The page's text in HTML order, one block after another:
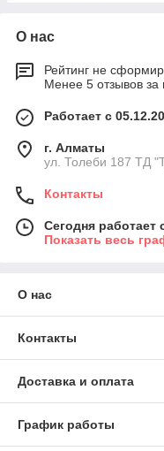
О нас
Рейтинг не
Менее 5 отзывов за
Работает с
г. Алматы
ул. Толеби 187 ТД
Контакты
Сегодня работает
Показать весь
О нас
Контакты
Доставка и оплата
График работы